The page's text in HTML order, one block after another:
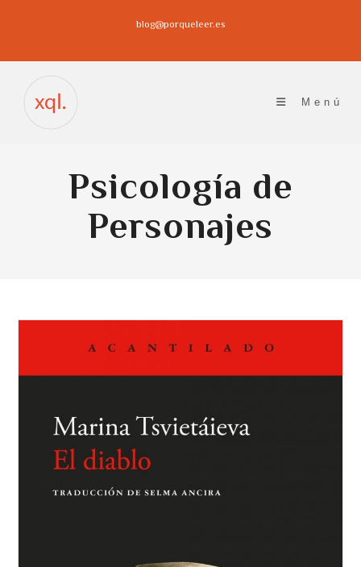
blog@porqueleer.es
Menú
Psicología de
Personajes